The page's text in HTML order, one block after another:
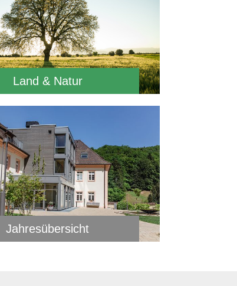
Land & Natur
Jahresübersicht